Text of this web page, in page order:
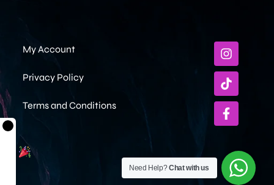
My Account
Privacy Policy
Terms and Conditions
Need Help?Chat with us
×